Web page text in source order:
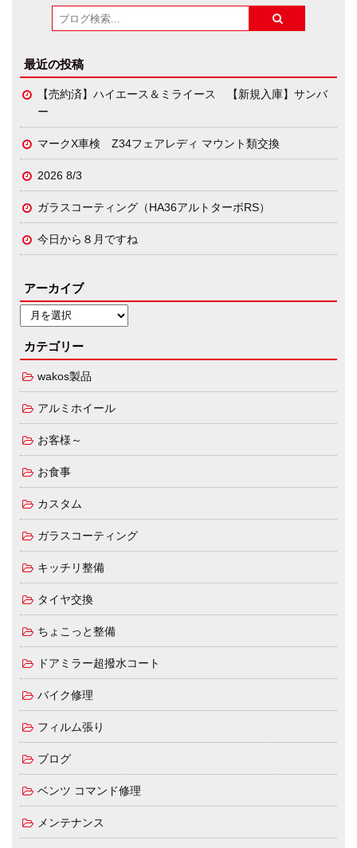
最近の投稿
【売約済】ハイエース＆ミライース 【新規入庫】サンバ
ー
マークX車検 Z34フェアレディ マウント類交換
2026 8/3
ガラスコーティング（HA36アルトターボRS）
今日から８月ですね
アーカイブ
カテゴリー
wakos製品
アルミホイール
お客様～
お食事
カスタム
ガラスコーティング
キッチリ整備
タイヤ交換
ちょこっと整備
ドアミラー超撥水コート
バイク修理
フィルム張り
ブログ
ベンツ コマンド修理
メンテナンス